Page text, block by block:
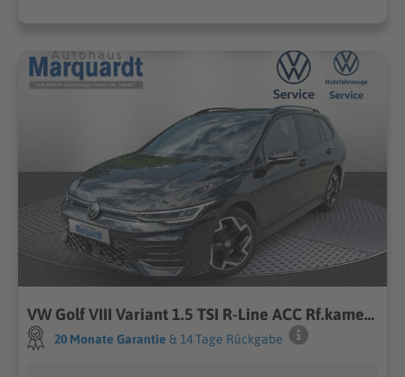
VW Golf VIII Variant 1.5 TSI R-Line ACC Rf.kamera
20 Monate Garantie & 14 Tage Rückgabe